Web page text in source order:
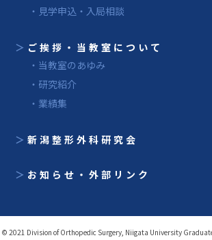
・見学申込・入局相談
＞ ご挨拶・当教室について
・当教室のあゆみ
・研究紹介
・業績集
＞新潟整形外科研究会
＞ お知らせ・外部リンク
© 2021 Division of Orthopedic Surgery, Niigata University